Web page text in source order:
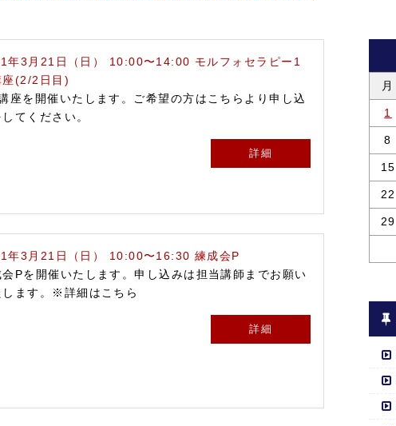
年3月21日（日） 10:00〜14:00 モルフォセラピー1
座(2/2日目)
座を開催いたします。ご希望の方はこちらより申し込
てください。
詳細
年3月21日（日） 10:00〜16:30 練成会P
会Pを開催いたします。申し込みは担当講師までお願い
します。※詳細はこちら
詳細
月
1
8
15
22
29